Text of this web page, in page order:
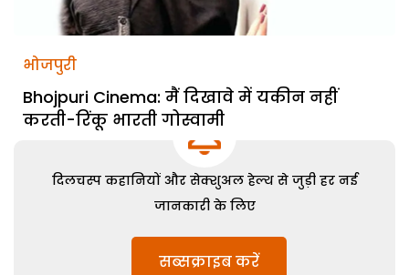
भोजपुरी
Bhojpuri Cinema: मैं दिखावे में यकीन नहीं
करती-रिंकू भारती गोस्वामी
दिलचस्प कहानियों और सेक्शुअल हेल्थ से जुड़ी हर नई
जानकारी के लिए
सब्सक्राइब करें